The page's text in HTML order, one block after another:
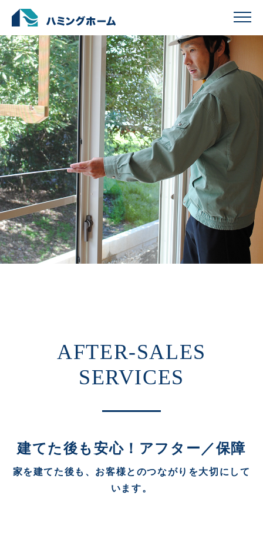
建てた後も安心！アフター／保障
家を建てた後も、お客様とのつながりを大切にして
います。